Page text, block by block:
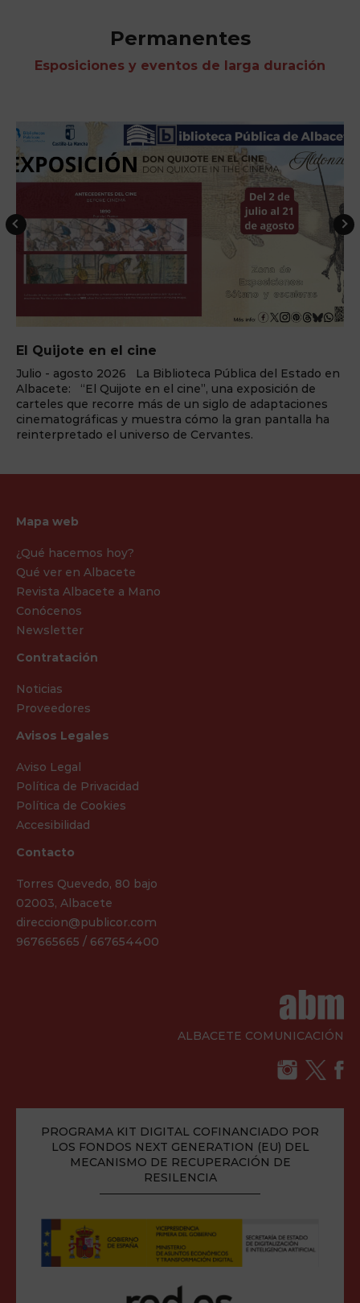
Permanentes
Esposiciones y eventos de larga duración
El Quijote en el cine
Julio - agosto 2026 La Biblioteca Pública del Estado en
Albacete: “El Quijote en el cine”, una exposición de
carteles que recorre más de un siglo de adaptaciones
cinematográficas y muestra cómo la gran pantalla ha
reinterpretado el universo de Cervantes.
Mapa web
¿Qué hacemos hoy?
Qué ver en Albacete
Revista Albacete a Mano
Conócenos
Newsletter
Contratación
Noticias
Proveedores
Avisos Legales
Aviso Legal
Política de Privacidad
Política de Cookies
Accesibilidad
Contacto
Torres Quevedo, 80 bajo
02003, Albacete
direccion@publicor.com
967665665 / 667654400
ALBACETE COMUNICACIÓN
PROGRAMA KIT DIGITAL COFINANCIADO POR
LOS FONDOS NEXT GENERATION (EU) DEL
MECANISMO DE RECUPERACIÓN DE
RESILENCIA